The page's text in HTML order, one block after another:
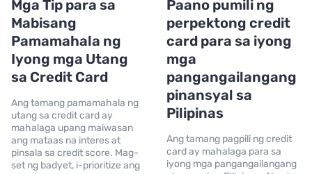
Mga Tip para sa
Mabisang
Pamamahala ng
Iyong mga Utang
sa Credit Card
Ang tamang pamamahala ng
utang sa credit card ay
mahalaga upang maiwasan
ang mataas na interes at
pinsala sa credit score. Mag-
set ng badyet, i-prioritize ang
Paano pumili ng
perpektong credit
card para sa iyong
mga
pangangailangang
pinansyal sa
Pilipinas
Ang tamang pagpili ng credit
card ay mahalaga para sa
iyong mga pangangailangang